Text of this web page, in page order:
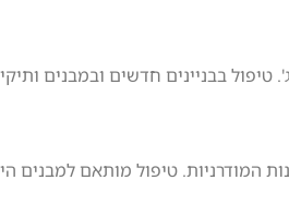
בבניינים חדשים ובמבנים
המודרניות. טיפול מותאם למבנים